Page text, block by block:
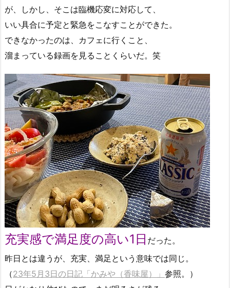
が、しかし、そこは臨機応変に対応して、
いい具合に予定と緊急をこなすことができた。
できなかったのは、カフェに行くこと、
溜まっている録画を見ることくらいだ。笑
充実感で満足度の高い1日 だった。
昨日とは違うが、充実、満足という意味では同じ。
（23年5月3日の日記「かみや（香味屋）」 参照。）